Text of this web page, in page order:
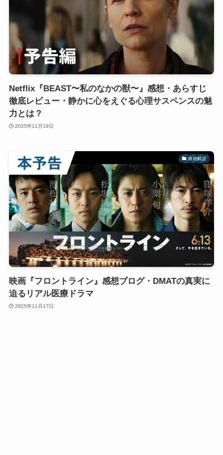
Netflix『BEAST〜私のなかの獣〜』感想・あらすじ
徹底レビュー・静かに心をえぐる心理サスペンスの魅
力とは？
2025年11月19日
映画解説
映画『フロントライン』感想ブログ・DMATの真実に
迫るリアル医療ドラマ
2025年11月17日